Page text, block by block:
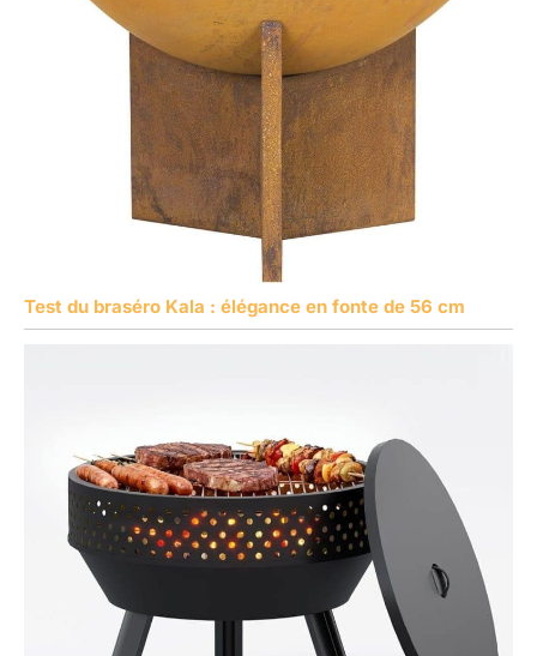
Test du braséro Kala : élégance en fonte de 56 cm